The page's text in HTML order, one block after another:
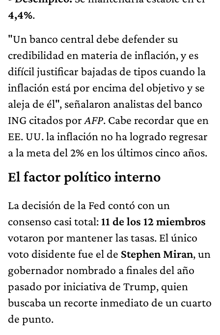
4,4%.
"Un banco central debe defender su
credibilidad en materia de inflación, y es
difícil justificar bajadas de tipos cuando la
inflación está por encima del objetivo y se
aleja de él", señalaron analistas del banco
ING citados por AFP. Cabe recordar que en
EE. UU. la inflación no ha logrado regresar
a la meta del 2% en los últimos cinco años.
El factor político interno
La decisión de la Fed contó con un
consenso casi total:11 de los 12 miembros
votaron por mantener las tasas. El único
voto disidente fue el de Stephen Miran, un
gobernador nombrado a finales del año
pasado por iniciativa de Trump, quien
buscaba un recorte inmediato de un cuarto
de punto.